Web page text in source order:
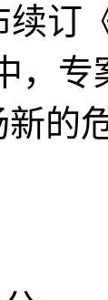
订
，
新的